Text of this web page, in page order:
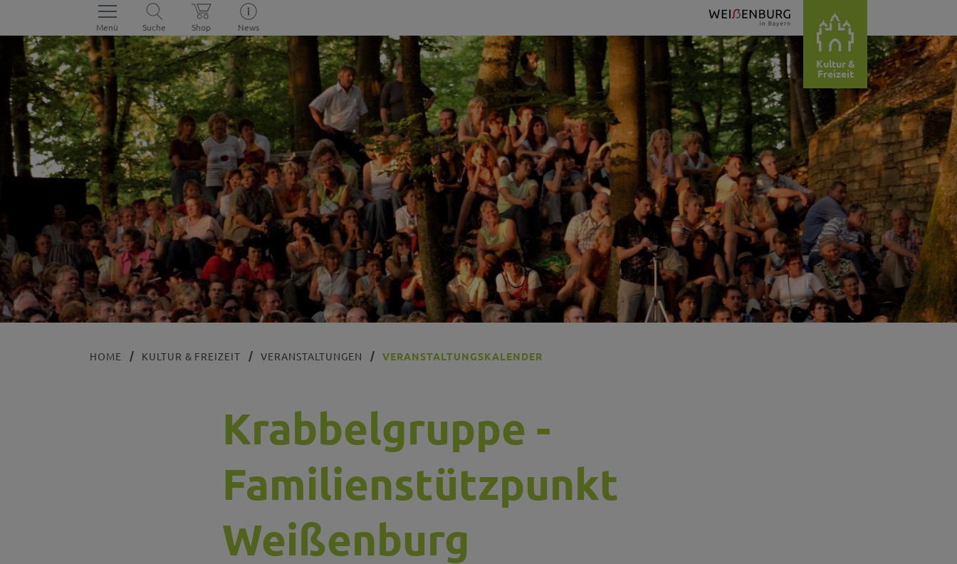
Menü Suche Shop News
Kultur &
Freizeit
HOME KULTUR & FREIZEIT VERANSTALTUNGEN VERANSTALTUNGSKALENDER
Krabbelgruppe -
Familienstützpunkt
Weißenburg